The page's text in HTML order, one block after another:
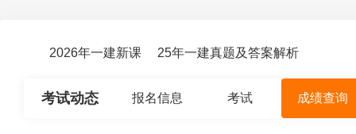
2026年一建新课 25年一建真题及答案解析
考试动态 报名信息 考试 成绩查询